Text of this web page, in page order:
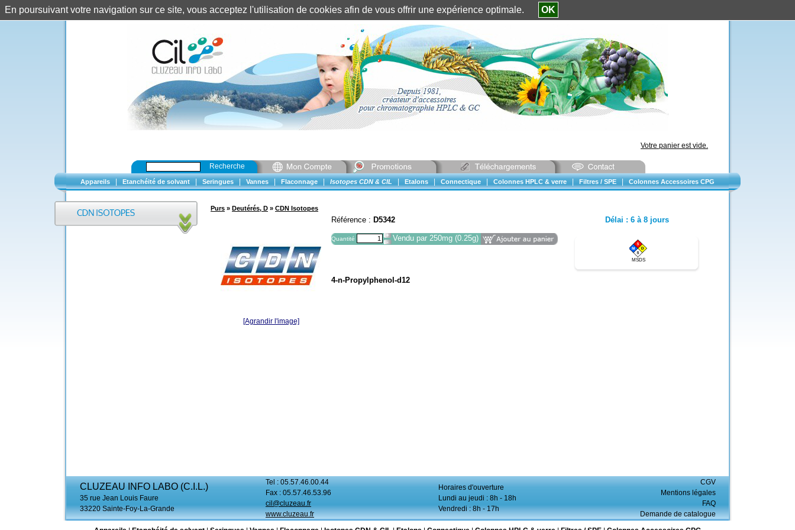
Identification client ||Mon compte
Votre panier est vide.
Recherche
Appareils Etanchéité de solvant Seringues Vannes Flaconnage Isotopes CDN & CIL Etalons Connectique Colonnes HPLC & verre Filtres / SPE Colonnes Accessoires CPG
Purs » Deutérés, D » CDN Isotopes
[Agrandir l'image]
Référence : D5342
Quantité Vendu par 250mg (0.25g)
Délai : 6 à 8 jours
MSDS
4-n-Propylphenol-d12
CLUZEAU INFO LABO (C.I.L.)
35 rue Jean Louis Faure
33220 Sainte-Foy-La-Grande
Tel : 05.57.46.00.44
Fax : 05.57.46.53.96
cil@cluzeau.fr
www.cluzeau.fr
Horaires d'ouverture
Lundi au jeudi : 8h - 18h
Vendredi : 8h - 17h
CGV
Mentions légales
FAQ
Demande de catalogue
En poursuivant votre navigation sur ce site, vous acceptez l'utilisation de cookies afin de vous offrir une expérience optimale. OK